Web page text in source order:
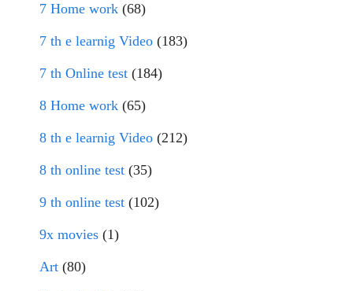
7 Home work (68)
7 th e learnig Video (183)
7 th Online test (184)
8 Home work (65)
8 th e learnig Video (212)
8 th online test (35)
9 th online test (102)
9x movies (1)
Art (80)